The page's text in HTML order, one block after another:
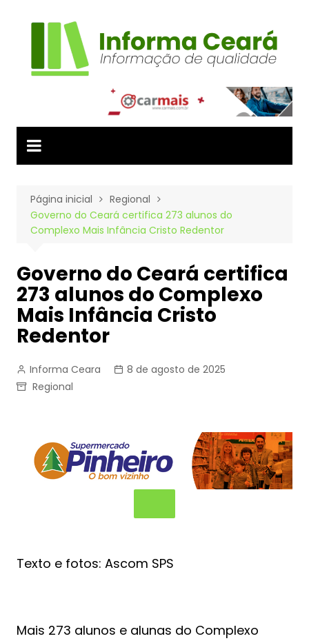
Página inicial
Regional
Governo do Ceará certifica 273 alunos do
Complexo Mais Infância Cristo Redentor
Governo do Ceará certifica
273 alunos do Complexo
Mais Infância Cristo
Redentor
Informa Ceara
8 de agosto de 2025
Regional
Texto e fotos: Ascom SPS
Mais 273 alunos e alunas do Complexo